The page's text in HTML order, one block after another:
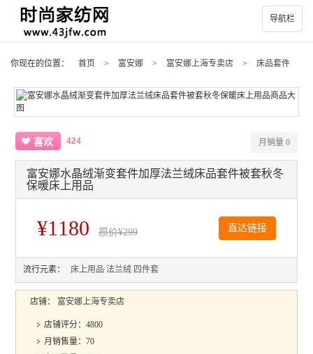
导航栏
你现在的位置： 首页 > 富安娜 > 富安娜上海专卖店 > 床品套件
喜欢 424 月销量 0
富安娜水晶绒渐变套件加厚法兰绒床品套件被套秋冬
保暖床上用品
¥1180 原价¥299 直达链接
流行元素： 床上用品 法兰绒 四件套
店铺： 富安娜上海专卖店
店铺评分：4800
月销售量：70